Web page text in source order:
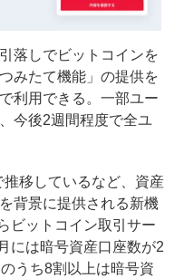
落しでビットコインを
みたて機能」の提供を
利用できる。一部ユー
今後2週間程度で全ユ
移しているなど、資産
背景に提供される新機
ビットコイン取引サー
には暗号資産口座数が2
うち8割以上は暗号資